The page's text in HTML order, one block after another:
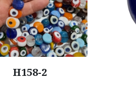
/ 3x3,5 cm